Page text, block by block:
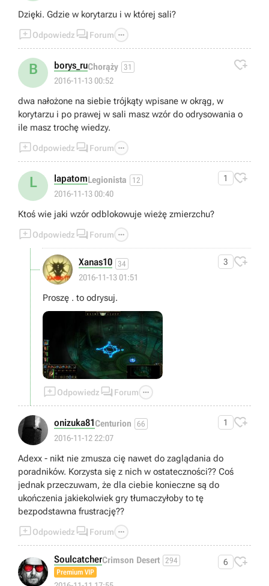
Dzięki. Gdzie w korytarzu i w której sali?
Odpowiedz  Forum 
B borys_ruChorąży 31
2016-11-13 00:52

dwa nałożone na siebie trójkąty wpisane w okrąg, w
korytarzu i po prawej w sali masz wzór do odrysowania o
ile masz trochę wiedzy.
Odpowiedz  Forum 
L lapatomLegionista 12
2016-11-13 00:40
1 
Ktoś wie jaki wzór odblokowuje wieżę zmierzchu?
Odpowiedz  Forum 
Xanas10 34
2016-11-13 01:51
3 
Proszę . to odrysuj.
Odpowiedz  Forum 
onizuka81Centurion 66
2016-11-12 22:07
1 
Adexx - nikt nie zmusza cię nawet do zaglądania do
poradników. Korzysta się z nich w ostateczności?? Coś
jednak przeczuwam, że dla ciebie konieczne są do
ukończenia jakiekolwiek gry tłumaczyłoby to tę
bezpodstawna frustrację??
Odpowiedz  Forum 
SoulcatcherCrimson Desert 294
Premium VIP
6 